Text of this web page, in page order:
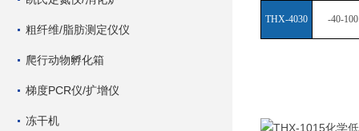
粗纤维/脂肪测定仪仪
爬行动物孵化箱
梯度PCR仪/扩增仪
冻干机
THX-4030 -40-100